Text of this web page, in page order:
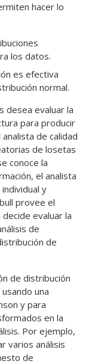
hacer lo
los datos.
es efectiva
normal.
desea evaluar la
para producir
de calidad
de losetas
conoce la
el analista
y
provee el
evaluar la
de
de
de distribución
una
y para
en la
Por ejemplo,
varios análisis
de